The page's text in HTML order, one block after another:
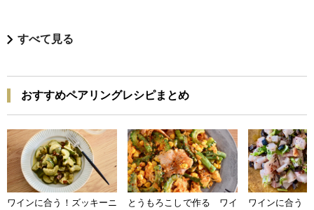
すべて見る
おすすめペアリングレシピまとめ
ワインに合う！ズッキーニ
とうもろこしで作る ワイ
ワインに合う